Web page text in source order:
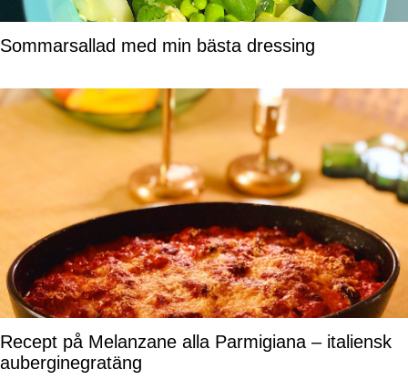
Sommarsallad med min bästa dressing
Recept på Melanzane alla Parmigiana – italiensk
auberginegratäng